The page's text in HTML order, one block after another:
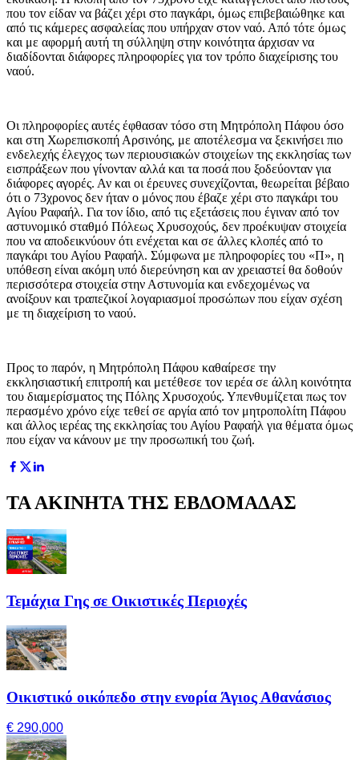
που τον είδαν να βάζει χέρι στο παγκάρι, όμως επιβεβαιώθηκε και
από τις κάμερες ασφαλείας που υπήρχαν στον ναό. Από τότε όμως
και με αφορμή αυτή τη σύλληψη στην κοινότητα άρχισαν να
διαδίδονται διάφορες πληροφορίες για τον τρόπο διαχείρισης του
ναού.
Οι πληροφορίες αυτές έφθασαν τόσο στη Μητρόπολη Πάφου όσο
και στη Χωρεπισκοπή Αρσινόης, με αποτέλεσμα να ξεκινήσει πιο
ενδελεχής έλεγχος των περιουσιακών στοιχείων της εκκλησίας των
εισπράξεων που γίνονταν αλλά και τα ποσά που ξοδεύονταν για
διάφορες αγορές. Αν και οι έρευνες συνεχίζονται, θεωρείται βέβαιο
ότι ο 73χρονος δεν ήταν ο μόνος που έβαζε χέρι στο παγκάρι του
Αγίου Ραφαήλ. Για τον ίδιο, από τις εξετάσεις που έγιναν από τον
αστυνομικό σταθμό Πόλεως Χρυσοχούς, δεν προέκυψαν στοιχεία
που να αποδεικνύουν ότι ενέχεται και σε άλλες κλοπές από το
παγκάρι του Αγίου Ραφαήλ. Σύμφωνα με πληροφορίες του «Π», η
υπόθεση είναι ακόμη υπό διερεύνηση και αν χρειαστεί θα δοθούν
περισσότερα στοιχεία στην Αστυνομία και ενδεχομένως να
ανοίξουν και τραπεζικοί λογαριασμοί προσώπων που είχαν σχέση
με τη διαχείριση το ναού.
Προς το παρόν, η Μητρόπολη Πάφου καθαίρεσε την
εκκλησιαστική επιτροπή και μετέθεσε τον ιερέα σε άλλη κοινότητα
του διαμερίσματος της Πόλης Χρυσοχούς. Υπενθυμίζεται πως τον
περασμένο χρόνο είχε τεθεί σε αργία από τον μητροπολίτη Πάφου
και άλλος ιερέας της εκκλησίας του Αγίου Ραφαήλ για θέματα όμως
που είχαν να κάνουν με την προσωπική του ζωή.
ΤΑ ΑΚΙΝΗΤΑ ΤΗΣ ΕΒΔΟΜΑΔΑΣ
Τεμάχια Γης σε Οικιστικές Περιοχές
Οικιστικό οικόπεδο στην ενορία Άγιος Αθανάσιος
€ 290,000